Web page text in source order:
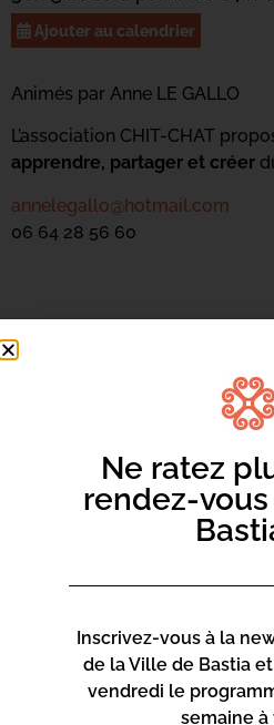
Ajouter au calendrier
Animés par Anne LE GALLO
L’association CHIT-CHAT
apprendre, partager et créer
annelegallo@hotmail.com
06 64 28 56 60
Ne ratez
rendez-
Inscrivez-vous à la
de la Ville de Bastia
vendredi le
semaine à